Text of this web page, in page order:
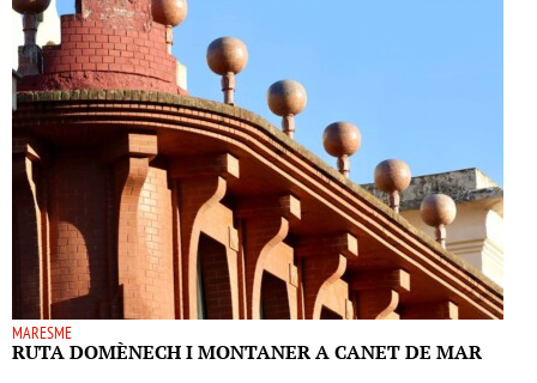
MARESME
RUTA DOMÈNECH I MONTANER A CANET DE MAR